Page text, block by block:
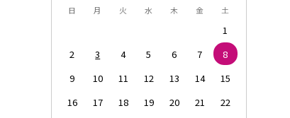
日 月 火 水 木 金 土
1
2
3 4 5 6 7
8
9
10 11 12 13 14
15
16
17 18 19 20 21
22